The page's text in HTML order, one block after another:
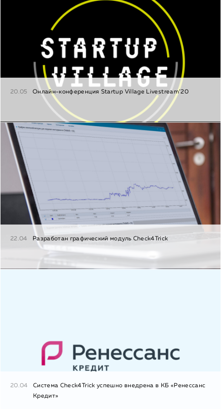
20.05 Онлайн-конференция Startup Village Livestream’20
22.04 Разработан графический модуль Check4Trick
20.04
Система Check4Trick успешно внедрена в КБ «Ренессанс
Кредит»